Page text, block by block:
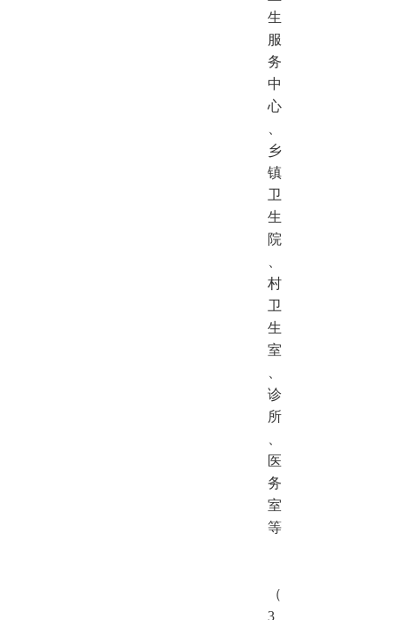
生
服
务
中
心
乡
镇
卫
生
院
村
卫
生
室
诊
所
医
务
室
等
（
3